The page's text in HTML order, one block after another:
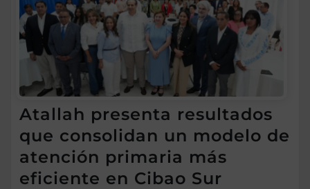
Atallah presenta resultados
que consolidan un modelo de
atención primaria más
eficiente en Cibao Sur